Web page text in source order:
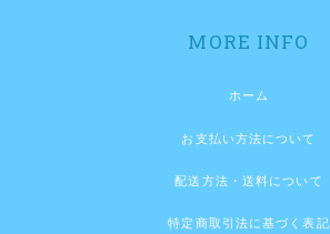
MORE INFO
ホーム
お支払い方法について
配送方法・送料について
特定商取引法に基づく表記